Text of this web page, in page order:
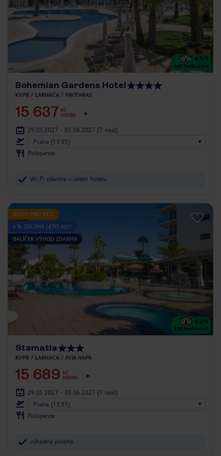
4.3/5
469 hodnocení
Bohemian Gardens Hotel
KYPR LARNACA PROTARAS
15 637 KČ
OSOBA
29.05.2027 - 05.06.2027 (7 nocí)
Praha (13:55)
Polopenze
Wi-Fi zdarma v celém hotelu
SLEVY PRO DĚTI
5 % ZÁLOHA LÉTO 2027
BALÍČEK VÝHOD ZDARMA
4.2/5
338 hodnocení
Stamatia
KYPR LARNACA AYIA NAPA
15 689
KČ
OSOBA
29.05.2027 - 05.06.2027 (7 nocí)
Praha (13:55)
Polopenze
výhodná poloha